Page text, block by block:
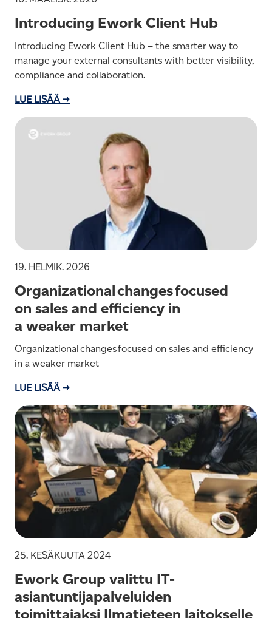
Introducing Ework Client Hub
Introducing Ework Client Hub – the smarter way to
manage your external consultants with better visibility,
compliance and collaboration.
LUE LISÄÄ →
19. HELMIK. 2026
Organizational changes focused
on sales and efficiency in
a weaker market
Organizational changes focused on sales and efficiency
in a weaker market
LUE LISÄÄ →
25. KESÄKUUTA 2024
Ework Group valittu IT-
asiantuntijapalveluiden
toimittajaksi Ilmatieteen laitokselle